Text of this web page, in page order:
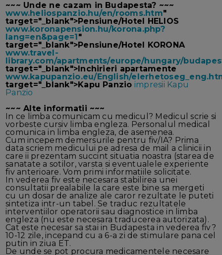
~~~ Unde ne cazam in Budapesta? ~~~
www.heliospanzio.hu/en/rooms.htm"
target="_blank">Pensiune/Hotel HELIOS
www.koronapension.hu/korona.php?
lang=en&page=1"
target="_blank">Pensiune/Hotel KORONA
www.travel-
library.com/apartments/europe/hungary/
target="_blank">Inchirieri apartamente
www.kapupanzio.eu/English/
target="_blank">Kapu Panzio impresii Kapu
Panzio
~~~ Alte informatii ~~~
In ce limba comunicam cu medicul? Medicul scrie si
vorbeste cursiv limba engleza. Personalul medical
comunica in limba engleza, de asemenea.
Cum incepem demersurile pentru fiv/IA? Prima
data scriem medicului pe adresa de mail a clinicii in
care ii prezentam succint situatia noastra (starea de
sanatate a sotilor, varsta si eventualele experiente
fiv anterioare. Vom primi informatiile solicitate.
In vederea fiv este necesara stabilirea unei
consultatii prealabile la care este bine sa mergeti
cu un dosar de analize ale caror rezultate le puteti
sintetiza intr-un tabel. Se traduc rezultatele
interventiilor operatorii sau diagnostice in limba
engleza (nu este necesara traducerea autorizata).
Cat este necesar sa stai in Budapesta in vederea fiv?
10-12 zile, incepand cu a 6-a zi de stimulare pana cel
putin in ziua ET.
De unde se pot procura medicamentele necesare